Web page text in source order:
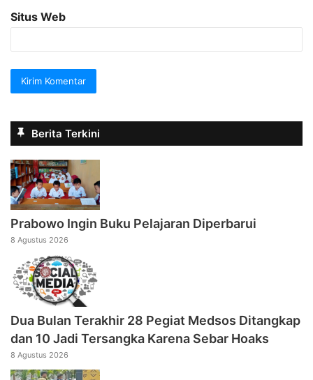
Situs Web
Berita Terkini
Prabowo Ingin Buku Pelajaran Diperbarui
8 Agustus 2026
Dua Bulan Terakhir 28 Pegiat Medsos Ditangkap
dan 10 Jadi Tersangka Karena Sebar Hoaks
8 Agustus 2026